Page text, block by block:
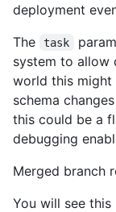
deployment
The
task
system to allow
world this might
schema
this could be a
debugging
Merged branch
You will see